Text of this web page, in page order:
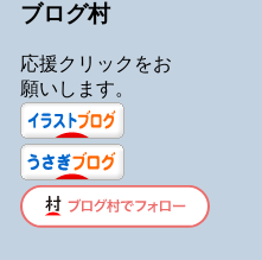
ブログ村
応援クリックをお
願いします。